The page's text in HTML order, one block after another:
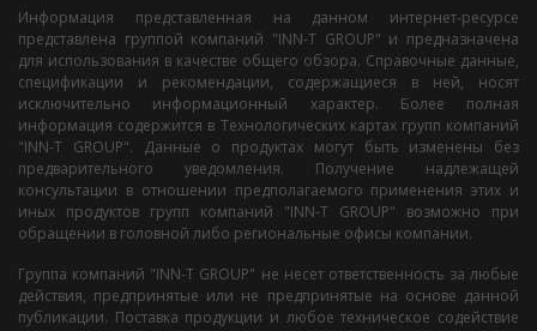
Информация представленная на данном интернет-ресурсе
представлена группой компаний "INN-T GROUP" и предназначена
для использования в качестве общего обзора. Справочные данные,
спецификации и рекомендации, содержащиеся в ней, носят
исключительно информационный характер. Более полная
информация содержится в Технологических картах групп компаний
"INN-T GROUP". Данные о продуктах могут быть изменены без
предварительного уведомления. Получение надлежащей
консультации в отношении предполагаемого применения этих и
иных продуктов групп компаний "INN-T GROUP" возможно при
обращении в головной либо региональные офисы компании.
Группа компаний "INN-T GROUP" не несет ответственность за любые
действия, предпринятые или не предпринятые на основе данной
публикации. Поставка продукции и любое техническое содействие